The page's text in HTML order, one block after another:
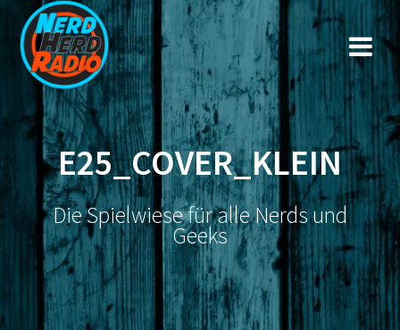
Zum
Inhalt
springen
E25_COVER_KLEIN
Die Spielwiese für alle Nerds und
Geeks